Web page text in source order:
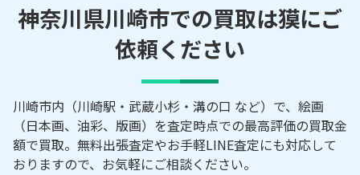
神奈川県川崎市での買取は獏にご
依頼ください
川崎市内（川崎駅・武蔵小杉・溝の口 など）で、絵画
（日本画、油彩、版画）を査定時点での最高評価の買取金
額で買取。無料出張査定やお手軽LINE査定にも対応して
おりますので、お気軽にご相談ください。